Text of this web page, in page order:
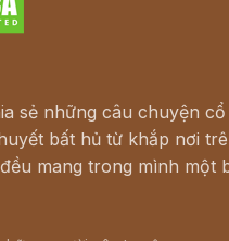
sẻ những câu chuyện
bất hủ từ khắp nơi
mang trong mình một